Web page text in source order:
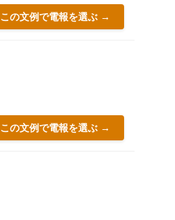
この文例で電報を選ぶ →
この文例で電報を選ぶ →